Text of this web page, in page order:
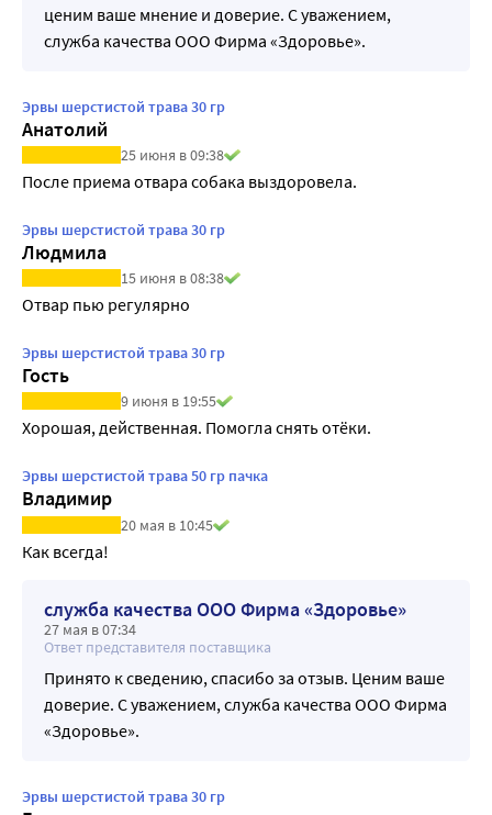
ценим ваше мнение и доверие. С уважением,
служба качества ООО Фирма «Здоровье».
Эрвы шерстистой трава 30 гр
Анатолий
25 июня в 09:38
После приема отвара собака выздоровела.
Эрвы шерстистой трава 30 гр
Людмила
15 июня в 08:38
Отвар пью регулярно
Эрвы шерстистой трава 30 гр
Гость
9 июня в 19:55
Хорошая, действенная. Помогла снять отёки.
Эрвы шерстистой трава 50 гр пачка
Владимир
20 мая в 10:45
Как всегда!
служба качества ООО Фирма «Здоровье»
27 мая в 07:34
Ответ представителя поставщика
Принято к сведению, спасибо за отзыв. Ценим ваше
доверие. С уважением, служба качества ООО Фирма
«Здоровье».
Эрвы шерстистой трава 30 гр